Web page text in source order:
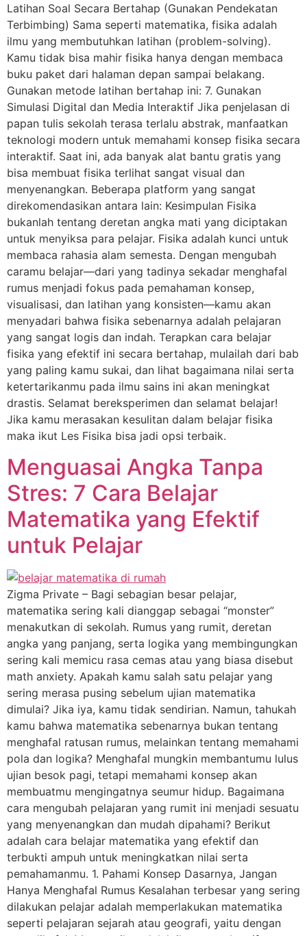
Latihan Soal Secara Bertahap (Gunakan Pendekatan
Terbimbing) Sama seperti matematika, fisika adalah
ilmu yang membutuhkan latihan (problem-solving).
Kamu tidak bisa mahir fisika hanya dengan membaca
buku paket dari halaman depan sampai belakang.
Gunakan metode latihan bertahap ini: 7. Gunakan
Simulasi Digital dan Media Interaktif Jika penjelasan di
papan tulis sekolah terasa terlalu abstrak, manfaatkan
teknologi modern untuk memahami konsep fisika secara
interaktif. Saat ini, ada banyak alat bantu gratis yang
bisa membuat fisika terlihat sangat visual dan
menyenangkan. Beberapa platform yang sangat
direkomendasikan antara lain: Kesimpulan Fisika
bukanlah tentang deretan angka mati yang diciptakan
untuk menyiksa para pelajar. Fisika adalah kunci untuk
membaca rahasia alam semesta. Dengan mengubah
caramu belajar—dari yang tadinya sekadar menghafal
rumus menjadi fokus pada pemahaman konsep,
visualisasi, dan latihan yang konsisten—kamu akan
menyadari bahwa fisika sebenarnya adalah pelajaran
yang sangat logis dan indah. Terapkan cara belajar
fisika yang efektif ini secara bertahap, mulailah dari bab
yang paling kamu sukai, dan lihat bagaimana nilai serta
ketertarikanmu pada ilmu sains ini akan meningkat
drastis. Selamat bereksperimen dan selamat belajar!
Jika kamu merasakan kesulitan dalam belajar fisika
maka ikut Les Fisika bisa jadi opsi terbaik.
Menguasai Angka Tanpa
Stres: 7 Cara Belajar
Matematika yang Efektif
untuk Pelajar
Zigma Private – Bagi sebagian besar pelajar,
matematika sering kali dianggap sebagai “monster”
menakutkan di sekolah. Rumus yang rumit, deretan
angka yang panjang, serta logika yang membingungkan
sering kali memicu rasa cemas atau yang biasa disebut
math anxiety. Apakah kamu salah satu pelajar yang
sering merasa pusing sebelum ujian matematika
dimulai? Jika iya, kamu tidak sendirian. Namun, tahukah
kamu bahwa matematika sebenarnya bukan tentang
menghafal ratusan rumus, melainkan tentang memahami
pola dan logika? Menghafal mungkin membantumu lulus
ujian besok pagi, tetapi memahami konsep akan
membuatmu mengingatnya seumur hidup. Bagaimana
cara mengubah pelajaran yang rumit ini menjadi sesuatu
yang menyenangkan dan mudah dipahami? Berikut
adalah cara belajar matematika yang efektif dan
terbukti ampuh untuk meningkatkan nilai serta
pemahamanmu. 1. Pahami Konsep Dasarnya, Jangan
Hanya Menghafal Rumus Kesalahan terbesar yang sering
dilakukan pelajar adalah memperlakukan matematika
seperti pelajaran sejarah atau geografi, yaitu dengan